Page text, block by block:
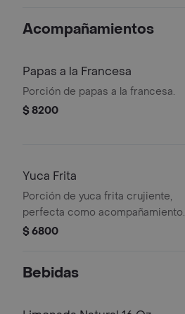
Acompañamientos
Papas a la Francesa
Porción de papas a la francesa.
$ 8200
Yuca Frita
Porción de yuca frita crujiente,
perfecta como acompañamiento.
$ 6800
Bebidas